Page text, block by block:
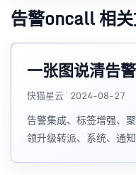
告警oncall 相
一张图说清告
快猫星云 · 2024-08-27
告警集成、标签增强、
领升级转派、系统、通